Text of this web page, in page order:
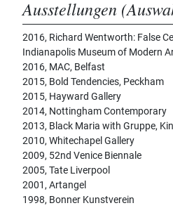
Ausstellungen
2016, Richard Wentworth: False
Indianapolis Museum of Modern
2016, MAC, Belfast
2015, Bold Tendencies, Peckham
2015, Hayward Gallery
2014, Nottingham Contemporary
2013, Black Maria with Gruppe,
2010, Whitechapel Gallery
2009, 52nd Venice Biennale
2005, Tate Liverpool
2001, Artangel
1998, Bonner Kunstverein